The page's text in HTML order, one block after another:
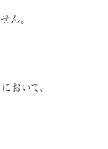
ん。
おいて、